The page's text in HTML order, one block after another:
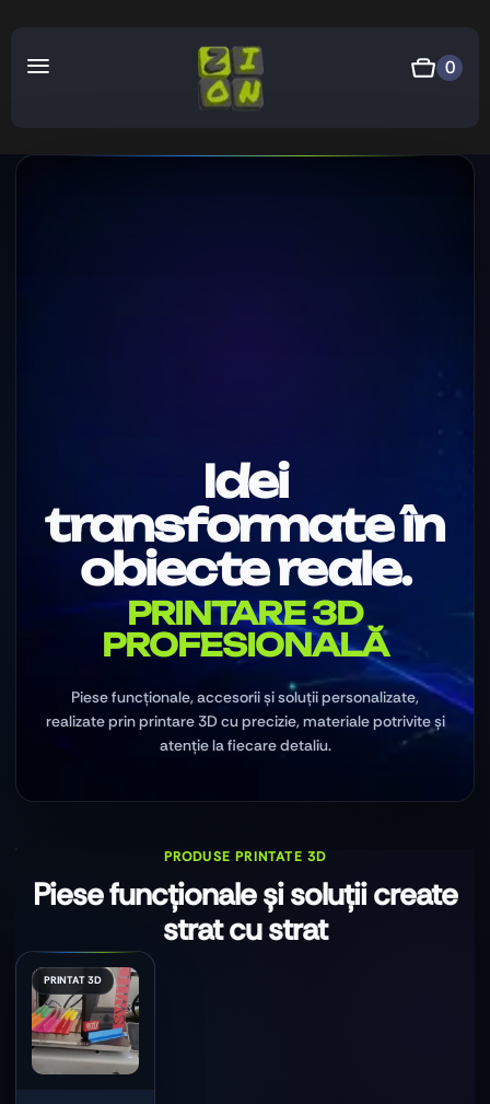
0
PRINTARE 3D
PROFESIONALĂ
Idei
transformate în
obiecte reale.
Piese funcționale, accesorii și soluții personalizate,
realizate prin printare 3D cu precizie, materiale potrivite și
atenție la fiecare detaliu.